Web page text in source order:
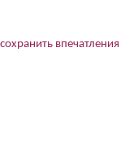
впечатления